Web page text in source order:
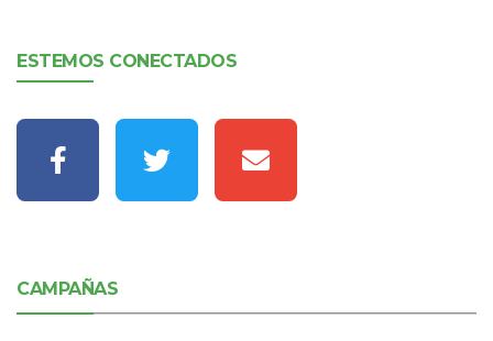
ESTEMOS CONECTADOS
CAMPAÑAS